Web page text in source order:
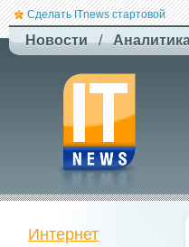
Сделать ITnews стартовой
Новости /
нової серії станцій
STREAM 5000
Интернет